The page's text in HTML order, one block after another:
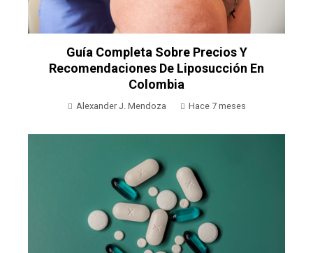
Guía Completa Sobre Precios Y
Recomendaciones De Liposucción En
Colombia
Alexander J. Mendoza Hace 7 meses